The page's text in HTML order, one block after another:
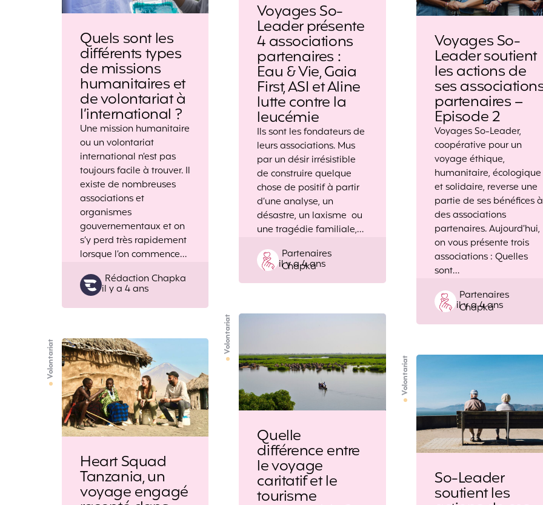
Voyages So-
Leader présente
4 associations
partenaires :
Eau & Vie, Gaia
First, ASI et Aline
lutte contre la
leucémie
Ils sont les fondateurs de
leurs associations. Mus
par un désir irrésistible
de construire quelque
chose de positif à partir
d’une analyse, un
désastre, un laxisme ou
une tragédie familiale,…
Posted
by
Partenaires
Chapka
il y a 4 ans
Quels sont les
différents types
de missions
humanitaires et
de volontariat à
l’international ?
Une mission humanitaire
ou un volontariat
international n’est pas
toujours facile à trouver. Il
existe de nombreuses
associations et
organismes
gouvernementaux et on
s’y perd très rapidement
lorsque l’on commence…
Posted
by
Rédaction Chapka
il y a 4 ans
Voyages So-
Leader soutient
les actions de
ses
partenaires –
Episode 2
Voyages So-Leader,
coopérative pour un
voyage éthique,
humanitaire, écologique
et solidaire, reverse une
partie de ses bénéfices à
des associations
partenaires. Aujourd’hui,
on vous présente trois
associations : Quelles
sont…
Posted
by
Partenaires
Chapka
il y a 4 ans
Volontariat
Quelle
différence entre
le voyage
caritatif et le
tourisme
Volontariat
Heart Squad
Tanzania, un
voyage engagé
Volontariat
So-Leader
soutient les